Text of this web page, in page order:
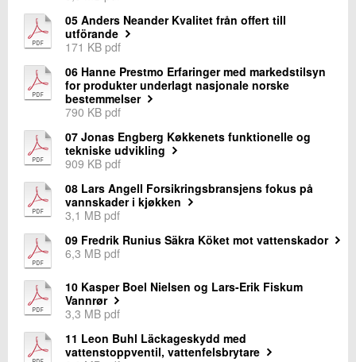
05 Anders Neander Kvalitet från offert till
utförande
171 KB pdf
06 Hanne Prestmo Erfaringer med markedstilsyn
for produkter underlagt nasjonale norske
bestemmelser
790 KB pdf
07 Jonas Engberg Køkkenets funktionelle og
tekniske udvikling
909 KB pdf
08 Lars Angell Forsikringsbransjens fokus på
vannskader i kjøkken
3,1 MB pdf
09 Fredrik Runius Säkra Köket mot vattenskador
6,3 MB pdf
10 Kasper Boel Nielsen og Lars-Erik Fiskum
Vannrør
3,3 MB pdf
11 Leon Buhl Läckageskydd med
vattenstoppventil, vattenfelsbrytare